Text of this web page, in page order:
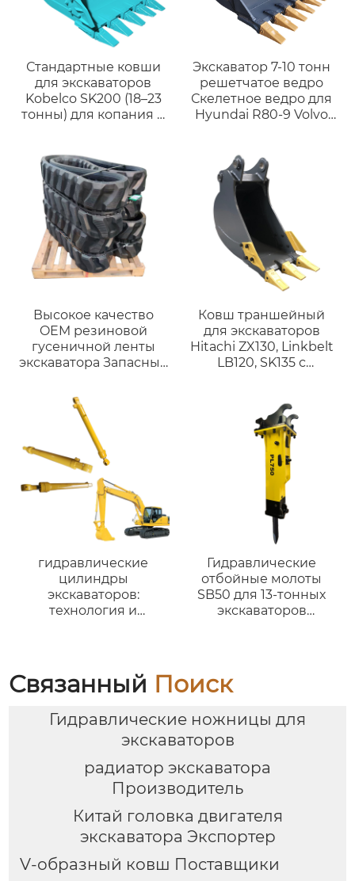
Стандартные ковши
для экскаваторов
Kobelco SK200 (18–23
тонны) для копания и
Q355/Q460/NM400.
Высокое качество,
выгодная цена.
Экскаватор 7-10 тонн
решетчатое ведро
Скелетное ведро для
Hyundai R80-9 Volvo
Высокое качество
OEM резиновой
гусеничной ленты
экскаватора Запасные
гусеницы шириной
200 мм для
гусеничных
погрузчиков
запасные части
прямые продажи с
завода
Ковш траншейный
для экскаваторов
Hitachi ZX130, Linkbelt
LB120, SK135 с
гидравлические
цилиндры
экскаваторов:
технология и
Гидравлические
отбойные молоты
SB50 для 13-тонных
экскаваторов
Связанный Поиск
Гидравлические ножницы для
экскаваторов
радиатор экскаватора
Производитель
Китай головка двигателя
экскаватора Экспортер
V-образный ковш Поставщики